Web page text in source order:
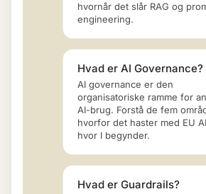
hvornår det slår RAG og
engineering.
Hvad er AI Governance?
AI governance er den
organisatoriske ramme for
AI-brug. Forstå de fem
hvorfor det haster med EU
hvor I begynder.
Hvad er Guardrails?